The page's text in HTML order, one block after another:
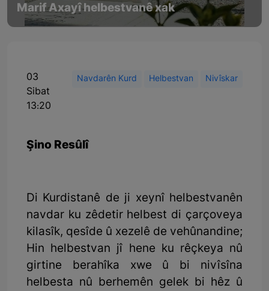
Marif Axayî helbestvanê xak
03
Sibat
13:20
Navdarên Kurd Helbestvan Nivîskar
Şino Resûlî
Di Kurdistanê de ji xeynî helbestvanên
navdar ku zêdetir helbest di çarçoveya
kilasîk, qesîde û xezelê de vehûnandine;
Hin helbestvan jî hene ku rêçkeya nû
girtine berahîka xwe û bi nivîsîna
helbesta nû berhemên gelek bi hêz û